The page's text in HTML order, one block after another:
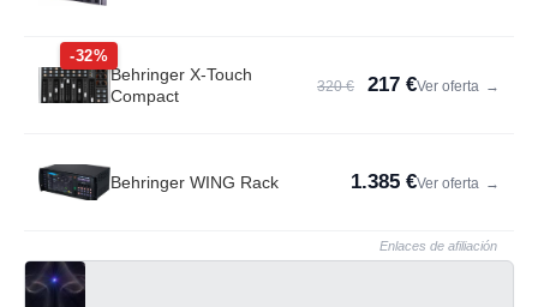
-32%
Behringer X-Touch
Compact
320 € 217 €Ver oferta →
Behringer WING Rack 1.385 €Ver oferta →
Enlaces de afiliación